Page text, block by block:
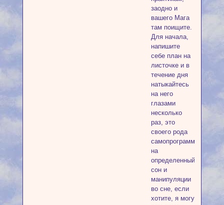
заодно и
вашего Мага
там поищите.
Для начала,
напишите
себе план на
листочке и в
течение дня
натыкайтесь
на него
глазами
несколько
раз, это
своего рода
самопрограммирование
на
определенный
сон и
манипуляции
во сне, если
хотите, я могу